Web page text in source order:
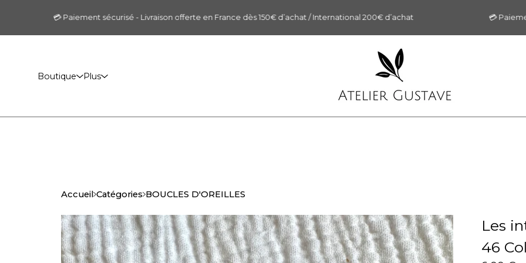
💳 Paiement sécurisé - Livraison offerte en France dès 150€ d’achat / International 200€ d’achat 💳 Paiement
Boutique Plus
Accueil Catégories BOUCLES D'OREILLES
Les
46